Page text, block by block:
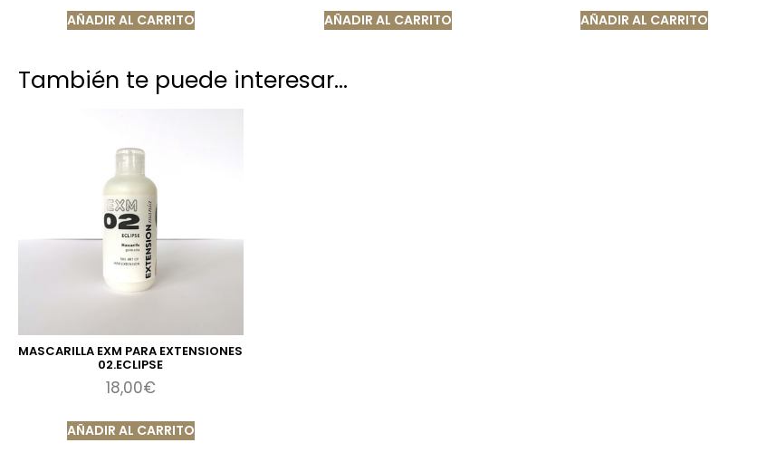
AÑADIR AL CARRITO AÑADIR AL CARRITO AÑADIR AL CARRITO
También te puede interesar…
MASCARILLA EXM PARA EXTENSIONES
02.ECLIPSE
18,00€
AÑADIR AL CARRITO